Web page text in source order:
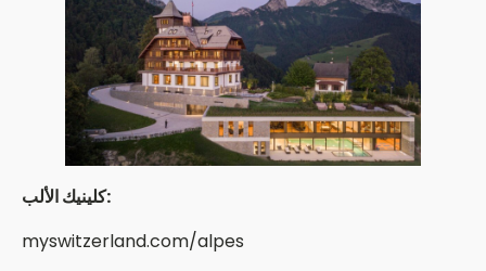
كلينيك الألب:
myswitzerland.com/alpes